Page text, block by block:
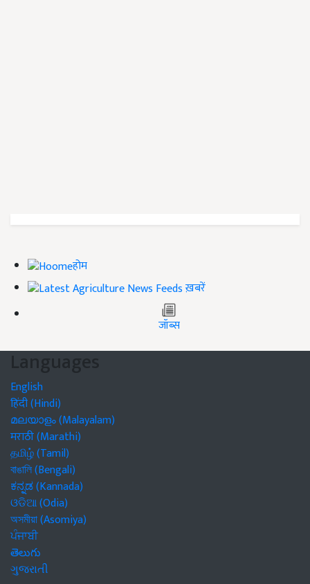
होम
ख़बरें
जॉब्स
Languages
English
हिंदी (Hindi)
മലയാളം (Malayalam)
मराठी (Marathi)
தமிழ் (Tamil)
বাঙালি (Bengali)
ಕನ್ನಡ (Kannada)
ଓଡିଆ (Odia)
অসমীয়া (Asomiya)
ਪੰਜਾਬੀ
తెలుగు
ગુજરાતી